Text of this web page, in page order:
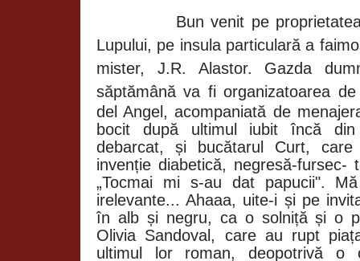
Bun venit pe
Lupului, pe insula particulară a
mister, J.R. Alastor. Gazda
săptămână va fi organizatoarea
del Angel, acompaniată de
bocit după ultimul iubit încă
debarcat, și bucătarul Curt,
invenție diabetică, negresă-
„Tocmai mi s-au dat papucii".
irelevante... Ahaaa, uite-i și pe
în alb și negru, ca o solniță și o
Olivia Sandoval, care au rupt
ultimul lor roman, deopotrivă o